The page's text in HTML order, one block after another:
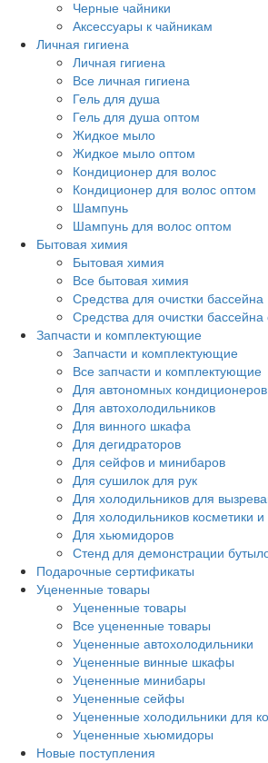
Черные чайники
Аксессуары к чайникам
Личная гигиена
Личная гигиена
Все личная гигиена
Гель для душа
Гель для душа оптом
Жидкое мыло
Жидкое мыло оптом
Кондиционер для волос
Кондиционер для волос оптом
Шампунь
Шампунь для волос оптом
Бытовая химия
Бытовая химия
Все бытовая химия
Средства для очистки бассейна
Средства для очистки бассейна
Запчасти и комплектующие
Запчасти и комплектующие
Все запчасти и комплектующие
Для автономных кондиционеров
Для автохолодильников
Для винного шкафа
Для дегидраторов
Для сейфов и минибаров
Для сушилок для рук
Для холодильников для
Для холодильников косметики и
Для хьюмидоров
Стенд для демонстрации
Подарочные сертификаты
Уцененные товары
Уцененные товары
Все уцененные товары
Уцененные автохолодильники
Уцененные винные шкафы
Уцененные минибары
Уцененные сейфы
Уцененные холодильники для
Уцененные хьюмидоры
Новые поступления